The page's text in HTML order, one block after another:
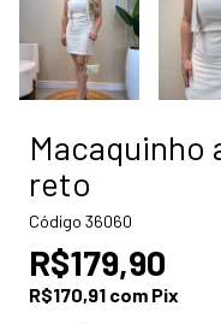
Macaquinho
reto
Código 36060
R$179,90
R$170,91 com Pix